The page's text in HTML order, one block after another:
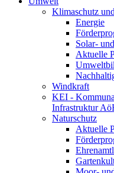
Klimaschutz
Energie
Solar-
Aktuelle
Windkraft
KEI -
Infrastruktur
Naturschutz
Aktuelle